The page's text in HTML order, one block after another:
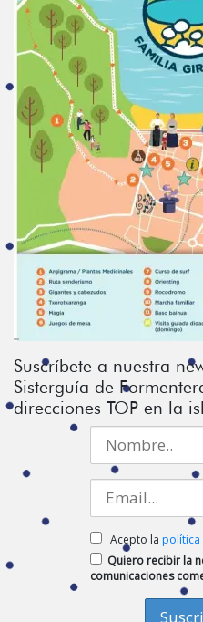
Suscríbete a nuestra
Sisterguía de
direcciones TOP en la
Acepto la
Quiero recibir la
comunicaciones